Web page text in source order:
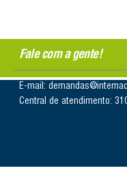
Fale com a gente!
E-mail:
Central de atendimento: